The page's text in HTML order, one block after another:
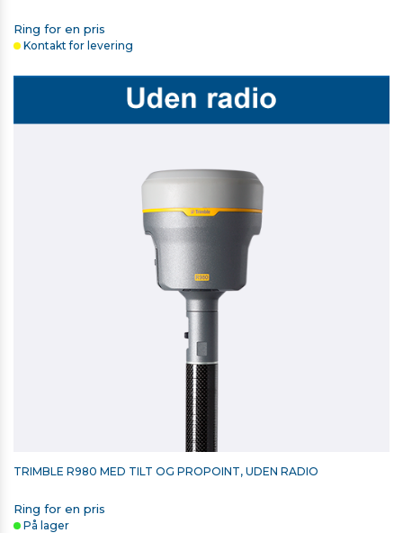
1.763,00 kr. ekskl. moms
Ring for en pris
Kontakt for levering
TRIMBLE R980 MED TILT OG PROPOINT, UDEN RADIO
Ring for en pris
På lager